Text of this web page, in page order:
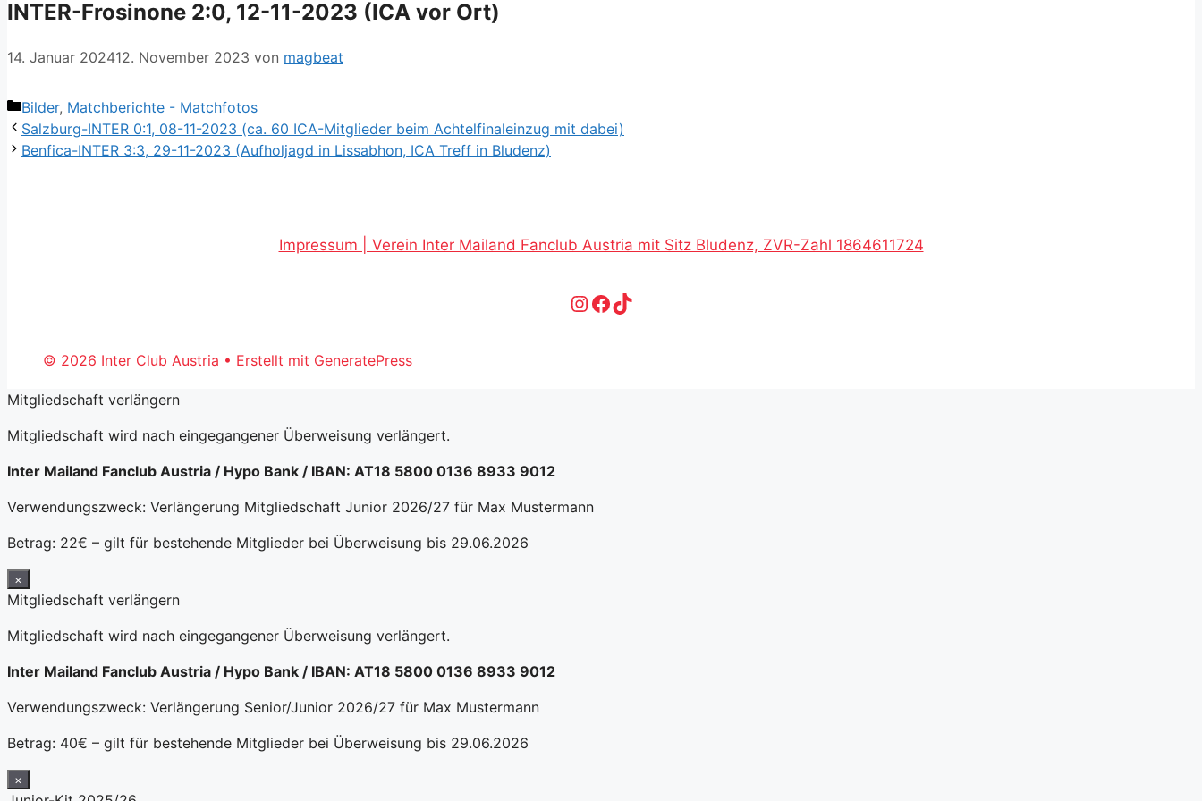
INTER-Frosinone 2:0, 12-11-2023 (ICA vor Ort)
14. Januar 202412. November 2023 von magbeat
Kategorien
Bilder, Matchberichte - Matchfotos
Salzburg-INTER 0:1, 08-11-2023 (ca. 60 ICA-Mitglieder beim Achtelfinaleinzug mit dabei)
Benfica-INTER 3:3, 29-11-2023 (Aufholjagd in Lissabhon, ICA Treff in Bludenz)
Impressum | Verein Inter Mailand Fanclub Austria mit Sitz Bludenz, ZVR-Zahl 1864611724
Instagram
Facebook
TikTok
© 2026 Inter Club Austria • Erstellt mit GeneratePress
Mitgliedschaft verlängern
Mitgliedschaft wird nach eingegangener Überweisung verlängert.
Inter Mailand Fanclub Austria / Hypo Bank / IBAN: AT18 5800 0136 8933 9012
Verwendungszweck: Verlängerung Mitgliedschaft Junior 2026/27 für Max Mustermann
Betrag: 22€ – gilt für bestehende Mitglieder bei Überweisung bis 29.06.2026
×
Mitgliedschaft verlängern
Mitgliedschaft wird nach eingegangener Überweisung verlängert.
Inter Mailand Fanclub Austria / Hypo Bank / IBAN: AT18 5800 0136 8933 9012
Verwendungszweck: Verlängerung Senior/Junior 2026/27 für Max Mustermann
Betrag: 40€ – gilt für bestehende Mitglieder bei Überweisung bis 29.06.2026
×